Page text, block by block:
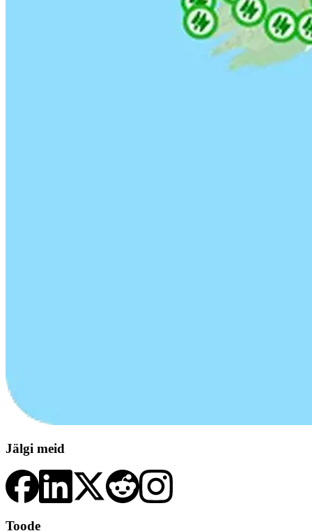
Jälgi meid
Toode